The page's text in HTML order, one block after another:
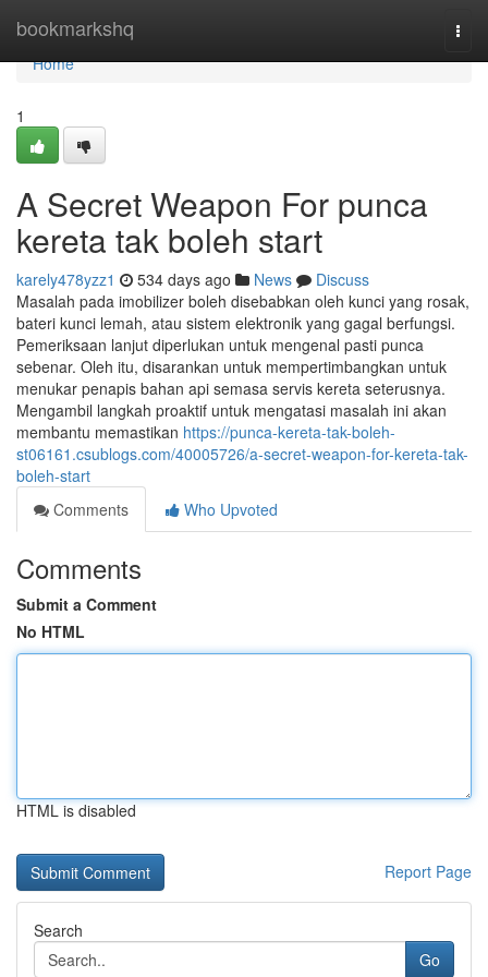
bookmarkshq
Home
Home
1
A Secret Weapon For punca
kereta tak boleh start
karely478yzz1 534 days ago News
Discuss
Masalah pada imobilizer boleh disebabkan oleh kunci yang rosak,
bateri kunci lemah, atau sistem elektronik yang gagal berfungsi.
Pemeriksaan lanjut diperlukan untuk mengenal pasti punca
sebenar. Oleh itu, disarankan untuk mempertimbangkan untuk
menukar penapis bahan api semasa servis kereta seterusnya.
Mengambil langkah proaktif untuk mengatasi masalah ini akan
membantu memastikan https://punca-kereta-tak-boleh-
st06161.csublogs.com/40005726/a-secret-weapon-for-kereta-tak-
boleh-start
Comments
Who Upvoted
Comments
Submit a Comment
No HTML
HTML is disabled
Report Page
Search
Go